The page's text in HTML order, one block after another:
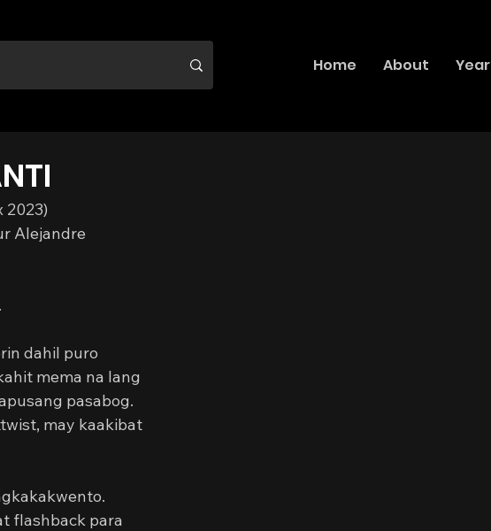
Home About Year
2023)
Alejandre
dahil puro
mema na lang
pasabog.
may kaakibat
flashback para